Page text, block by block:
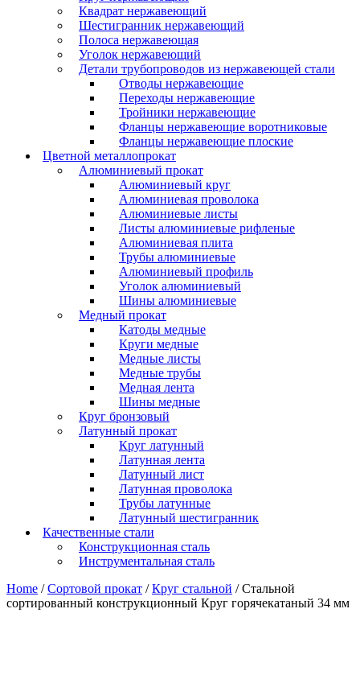
Квадрат нержавеющий
Шестигранник нержавеющий
Полоса нержавеющая
Уголок нержавеющий
Детали трубопроводов из нержавеющей стали
Отводы нержавеющие
Переходы нержавеющие
Тройники нержавеющие
Фланцы нержавеющие воротниковые
Фланцы нержавеющие плоские
Цветной металлопрокат
Алюминиевый прокат
Алюминиевый круг
Алюминиевая проволока
Алюминиевые листы
Листы алюминиевые рифленые
Алюминиевая плита
Трубы алюминиевые
Алюминиевый профиль
Уголок алюминиевый
Шины алюминиевые
Медный прокат
Катоды медные
Круги медные
Медные листы
Медные трубы
Медная лента
Шины медные
Круг бронзовый
Латунный прокат
Круг латунный
Латунная лента
Латунный лист
Латунная проволока
Трубы латунные
Латунный шестигранник
Качественные стали
Конструкционная сталь
Инструментальная сталь
Home /Сортовой прокат /Круг стальной / Стальной
сортированный конструкционный Круг горячекатаный 34 мм